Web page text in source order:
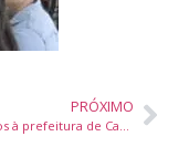
PRÓXIMO